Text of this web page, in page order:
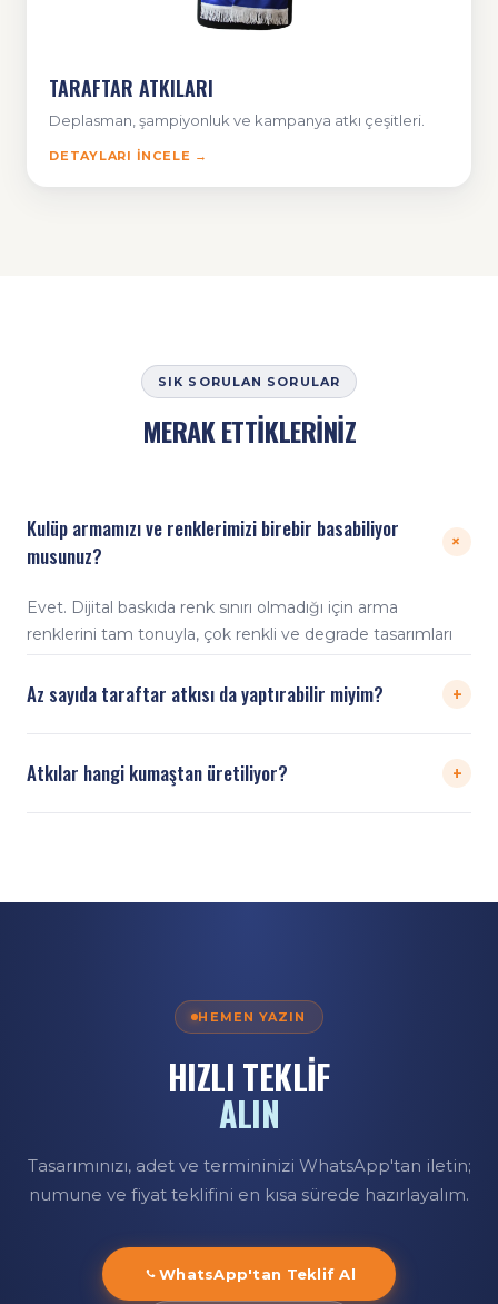
TARAFTAR ATKILARI
Deplasman, şampiyonluk ve kampanya atkı çeşitleri.
DETAYLARI İNCELE →
SIK SORULAN SORULAR
MERAK ETTİKLERİNİZ
Kulüp armamızı ve renklerimizi birebir basabiliyor
musunuz?
+
Evet. Dijital baskıda renk sınırı olmadığı için arma
renklerini tam tonuyla, çok renkli ve degrade tasarımları
verir.
Az sayıda taraftar atkısı da yaptırabilir miyim? +
için de ekonomik üretim yapabiliyoruz; adedinizi iletin,
Atkılar hangi kumaştan üretiliyor? +
üretilir.
HEMEN YAZIN
HIZLI TEKLİF
ALIN
Tasarımınızı, adet ve termininizi WhatsApp'tan iletin;
numune ve fiyat teklifini en kısa sürede hazırlayalım.
WhatsApp'tan Teklif Al